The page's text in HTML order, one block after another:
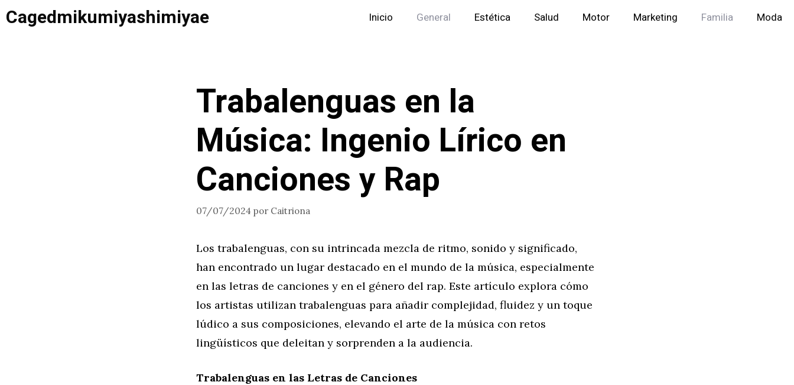
Saltar
Cagedmikumiyashimiyae Inicio General Estética Salud Motor Marketing Familia Moda
Trabalenguas en la
Música: Ingenio Lírico en
Canciones y Rap
07/07/2024 por Caitriona
Los trabalenguas, con su intrincada mezcla de ritmo, sonido y significado,
han encontrado un lugar destacado en el mundo de la música, especialmente
en las letras de canciones y en el género del rap. Este artículo explora cómo
los artistas utilizan trabalenguas para añadir complejidad, fluidez y un toque
lúdico a sus composiciones, elevando el arte de la música con retos
lingüísticos que deleitan y sorprenden a la audiencia.
Trabalenguas en las Letras de Canciones